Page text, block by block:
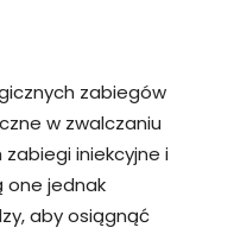
zabiegów
w zwalczaniu
iniekcyjne i
one jednak
aby osiągnąć